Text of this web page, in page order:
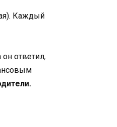
Каждый
ответил,